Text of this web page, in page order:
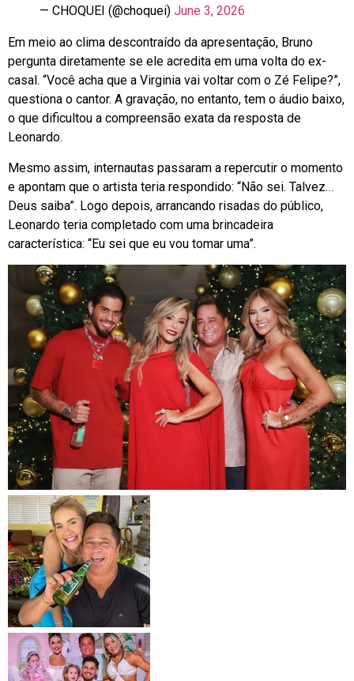
— CHOQUEI (@choquei) June 3, 2026
Em meio ao clima descontraído da apresentação, Bruno
pergunta diretamente se ele acredita em uma volta do ex-
casal. “Você acha que a Virginia vai voltar com o Zé Felipe?”,
questiona o cantor. A gravação, no entanto, tem o áudio baixo,
o que dificultou a compreensão exata da resposta de
Leonardo.
Mesmo assim, internautas passaram a repercutir o momento
e apontam que o artista teria respondido: “Não sei. Talvez…
Deus saiba”. Logo depois, arrancando risadas do público,
Leonardo teria completado com uma brincadeira
característica: “Eu sei que eu vou tomar uma”.